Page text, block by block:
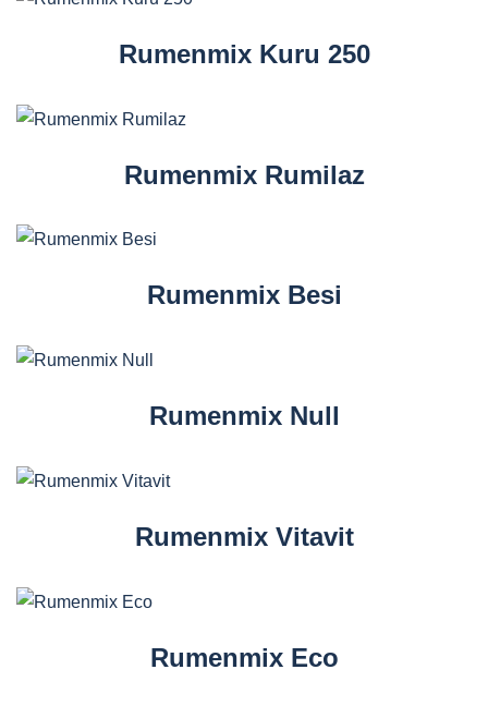
Rumenmix Kuru 250
Rumenmix Rumilaz
Rumenmix Besi
Rumenmix Null
Rumenmix Vitavit
Rumenmix Eco